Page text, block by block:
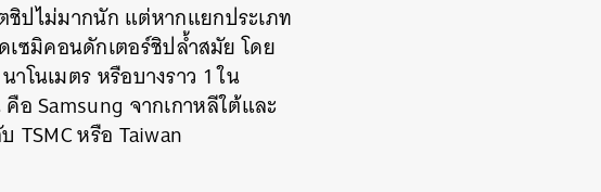
ปไม่มากนัก แต่หากแยกประเภท
ซมิคอนดักเตอร์ชิปล้ำสมัย โดย
โนเมตร หรือบางราว 1 ใน
อ Samsung จากเกาหลีใต้และ
หรือ Taiwan